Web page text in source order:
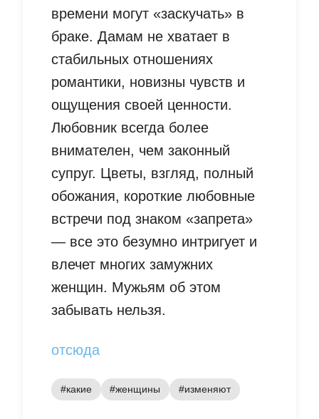
времени могут «заскучать» в
браке. Дамам не хватает в
стабильных отношениях
романтики, новизны чувств и
ощущения своей ценности.
Любовник всегда более
внимателен, чем законный
супруг. Цветы, взгляд, полный
обожания, короткие любовные
встречи под знаком «запрета»
— все это безумно интригует и
влечет многих замужних
женщин. Мужьям об этом
забывать нельзя.
отсюда
#какие #женщины #изменяют